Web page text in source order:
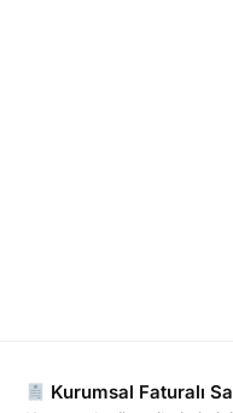
Kurumsal Faturalı